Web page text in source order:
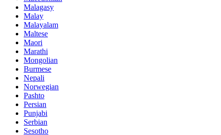
Malagasy
Malay
Malayalam
Maltese
Maori
Marathi
Mongolian
Burmese
Nepali
Norwegian
Pashto
Persian
Punjabi
Serbian
Sesotho